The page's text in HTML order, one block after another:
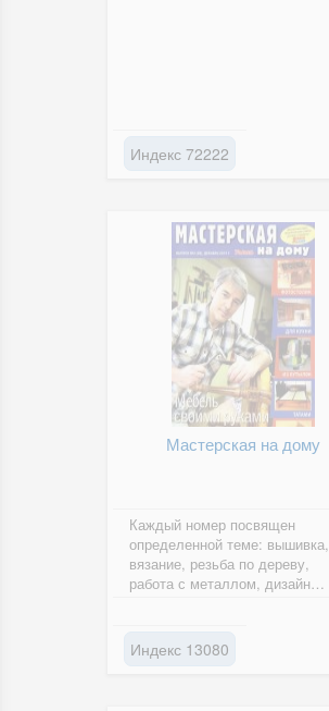
Индекс 72222
Мастерская на дому
Каждый номер посвящен
определенной теме: вышивка,
вязание, резьба по дереву,
работа с металлом, дизайн
Индекс 13080